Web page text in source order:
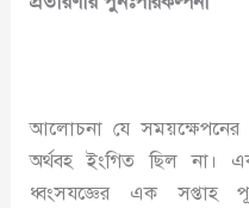
আলোচনা যে সময়ক্ষেপনের
অর্থবহ ইংগিত ছিল না।
ধ্বংসযজ্ঞের এক সপ্তাহ